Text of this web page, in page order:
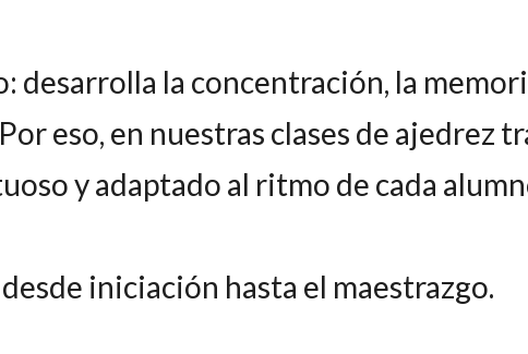
desarrolla la concentración, la
eso, en nuestras clases de ajedrez
y adaptado al ritmo de cada
iniciación hasta el maestrazgo.